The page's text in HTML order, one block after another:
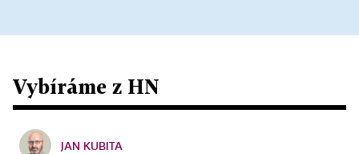
Vybíráme z HN
JAN KUBITA